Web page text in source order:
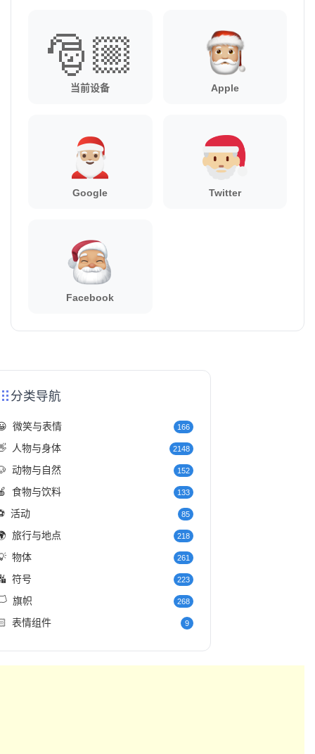
🎅🏼
当前设备 Apple
Google Twitter
Facebook
分类导航
微笑与表情 166
人物与身体 2148
动物与自然 152
食物与饮料 133
活动 85
旅行与地点 218
物体 261
符号 223
旗帜 268
表情组件 9